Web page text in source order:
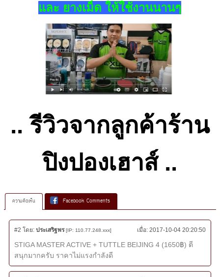
และ ยางเม็ด ให้ใช้งานนานๆ
.. รีวิวจากลูกค้าร้าน
ปิงปองเฮาส์ ..
ความคิดเห็น Facebook Comments
#2 โดย: ประเสริฐพร [IP: 110.77.248.xxx] เมื่อ:2017-10-04 20:20:50
STIGA MASTER ACTIVE + TUTTLE BEIJING 4 (1650฿) ตี
สนุกมากครับ ราคาไม่แรงกำลังดี